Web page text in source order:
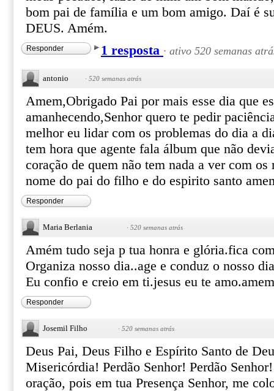
bom pai de família e um bom amigo. Daí é
DEUS. Amém.
Responder 1 resposta · ativo 520 semanas
antonio · 520 semanas atrás
Amem,Obrigado Pai por mais esse dia que
amanhecendo,Senhor quero te pedir
melhor eu lidar com os problemas do dia a
tem hora que agente fala álbum que não
coração de quem não tem nada a ver com os
nome do pai do filho e do espirito santo
Responder
Maria Berlania · 520 semanas atrás
Amém tudo seja p tua honra e glória.fica
Organiza nosso dia..age e conduz o nosso dia
Eu confio e creio em ti.jesus eu te amo.amem
Responder
Josemil Filho · 520 semanas atrás
Deus Pai, Deus Filho e Espírito Santo de
Misericórdia! Perdão Senhor! Perdão
oração, pois em tua Presença Senhor, me